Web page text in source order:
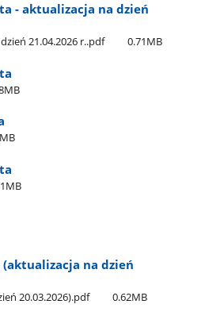
- aktualizacja na dzień
21.04.2026 r..pdf 0.71MB
na dzień
20.03.2026).pdf 0.62MB